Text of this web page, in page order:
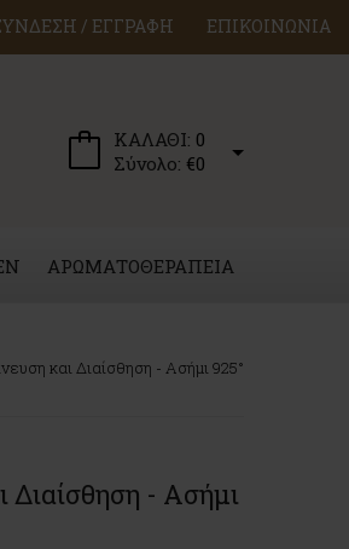
/ ΕΓΓΡΑΦΗ ΕΠΙΚΟΙΝΩΝΙΑ
ΚΑΛΑΘΙ: 0
Σύνολο: €0
ΑΡΩΜΑΤΟΘΕΡΑΠΕΙΑ
και Διαίσθηση - Ασήμι 925°
- Ασήμι